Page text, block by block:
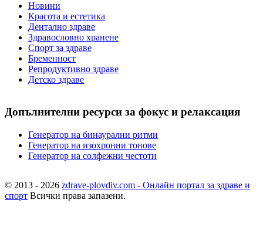
Новини
Красота и естетика
Дентално здраве
Здравословно хранене
Спорт за здраве
Бременност
Репродуктивно здраве
Детско здраве
Допълнителни ресурси за фокус и релаксация
Генератор на бинаурални ритми
Генератор на изохронни тонове
Генератор на солфежни честоти
© 2013 - 2026 zdrave-plovdiv.com - Онлайн портал за здраве и
спорт Всички права запазени.